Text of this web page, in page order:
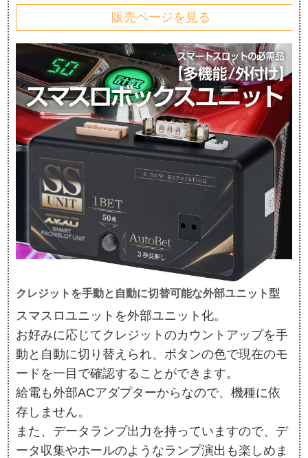
販売ページを見る
クレジットを手動と自動に切替可能な外部ユニット型
スマスロユニットを外部ユニット化。
お好みに応じてクレジットのカウントアップを手
動と自動に切り替えられ、ボタンの色で現在のモ
ードを一目で確認することができます。
給電も外部ACアダプターからなので、機種に依
存しません。
また、データランプ出力を持っていますので、デ
ータ収集やホールのようなランプ演出も楽しめま